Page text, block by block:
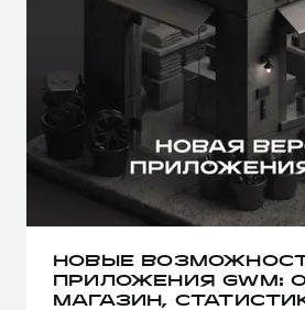
НОВЫЕ
ПРИЛОЖЕНИЯ GWM:
МАГАЗИН,